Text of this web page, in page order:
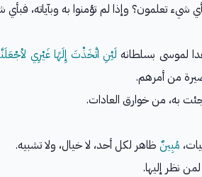
تعلمون؟ وإذا لم تؤمنوا به وبآياته، فبأي
لموسى بسلطانه لَئِنِ اتَّخَذْتَ إِلَهًا غَيْرِي
من أمرهم.
به، من خوارق العادات.
مُبِينٌ ظاهر لكل أحد، لا خيال، ولا تشبيه.
نظر إليها.